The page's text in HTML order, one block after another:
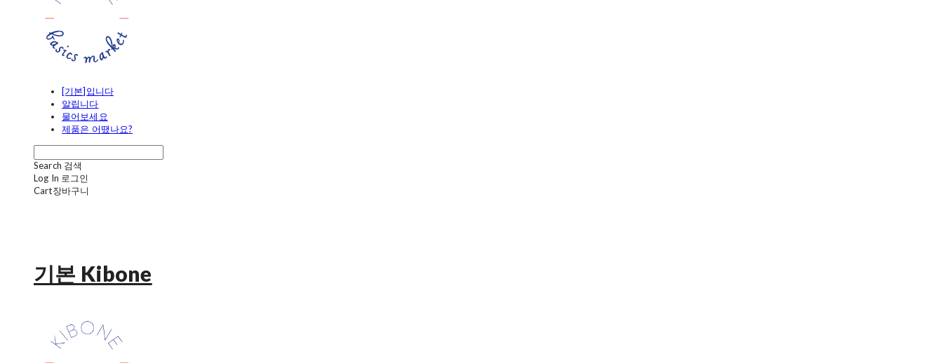
[기본]입니다
알립니다
물어보세요
제품은 어땠나요?
Search 검색
Log In 로그인
Cart장바구니
기본 Kibone